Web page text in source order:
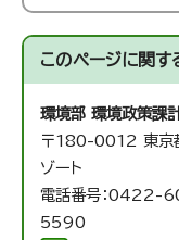
このページに関す
環境部 環境政策課
〒180-0012 東京
ゾート
電話番号：0422-
5590